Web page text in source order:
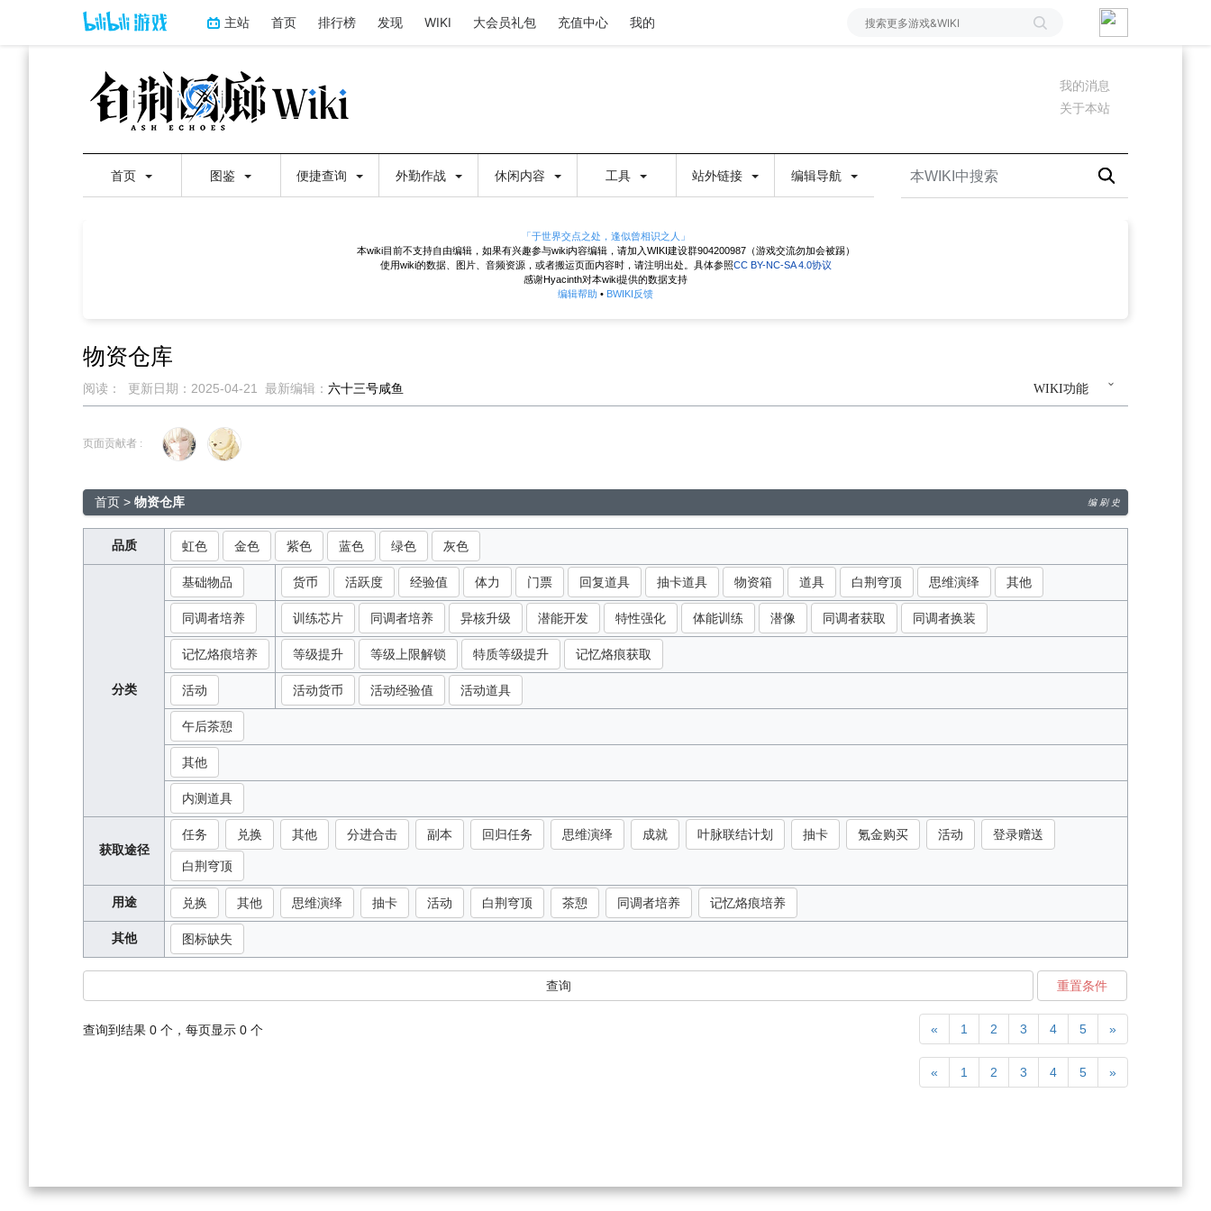
主站 首页 排行榜 发现 WIKI 大会员礼包 充值中心 我的
我的消息
关于本站
首页 图鉴 便捷查询 外勤作战 休闲内容 工具 站外链接 编辑导航
「于世界交点之处，逢似曾相识之人」
本wiki目前不支持自由编辑，如果有兴趣参与wiki内容编辑，请加入WIKI建设群904200987（游戏交流勿加会被踢）
使用wiki的数据、图片、音频资源，或者搬运页面内容时，请注明出处。具体参照CC BY-NC-SA 4.0协议
感谢Hyacinth对本wiki提供的数据支持
编辑帮助 • BWIKI反馈
物资仓库
WIKI功能
阅读： 更新日期： 2025-04-21 最新编辑： 六十三号咸鱼
到
到
页面贡献者 :
首页 > 物资仓库 编 刷 史
品质 虹色 金色 紫色 蓝色 绿色 灰色
分类
基础物品 货币 活跃度 经验值 体力 门票 回复道具 抽卡道具 物资箱 道具 白荆穹顶 思维演绎 其他
同调者培养 训练芯片 同调者培养 异核升级 潜能开发 特性强化 体能训练 潜像 同调者获取 同调者换装
记忆烙痕培养 等级提升 等级上限解锁 特质等级提升 记忆烙痕获取
活动 活动货币 活动经验值 活动道具
午后茶憩
其他
内测道具
获取途径
任务 兑换 其他 分进合击 副本 回归任务 思维演绎 成就 叶脉联结计划 抽卡 氪金购买 活动 登录赠送
白荆穹顶
用途 兑换 其他 思维演绎 抽卡 活动 白荆穹顶 茶憩 同调者培养 记忆烙痕培养
其他 图标缺失
查询 重置条件
查询到结果 0 个，每页显示 0 个 « 1 2 3 4 5 »
« 1 2 3 4 5 »